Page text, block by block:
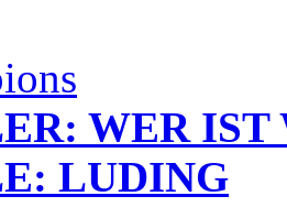
WER IST
LUDING